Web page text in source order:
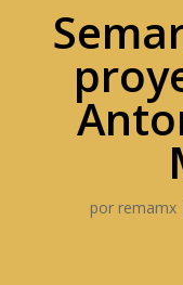
por remamx